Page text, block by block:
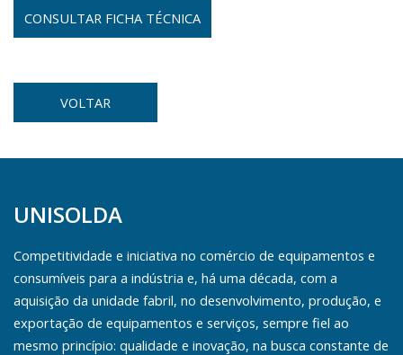
CONSULTAR FICHA TÉCNICA
VOLTAR
UNISOLDA
Competitividade e iniciativa no comércio de equipamentos e
consumíveis para a indústria e, há uma década, com a
aquisição da unidade fabril, no desenvolvimento, produção, e
exportação de equipamentos e serviços, sempre fiel ao
mesmo princípio: qualidade e inovação, na busca constante de